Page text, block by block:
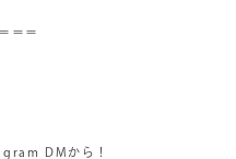
＝＝
DMから！